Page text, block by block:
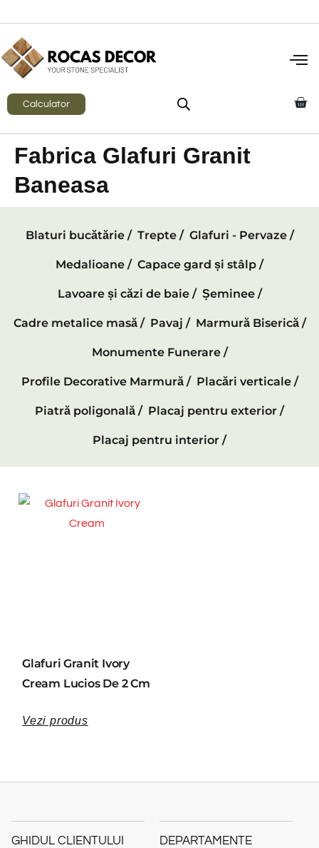
Calculator
Fabrica Glafuri Granit
Baneasa
Blaturi bucătărie / Trepte / Glafuri - Pervaze /
Medalioane / Capace gard și stâlp /
Lavoare și căzi de baie / Șeminee /
Cadre metalice masă / Pavaj / Marmură Biserică /
Monumente Funerare /
Profile Decorative Marmură / Placări verticale /
Piatră poligonală / Placaj pentru exterior /
Placaj pentru interior /
Glafuri Granit Ivory
Cream Lucios De 2 Cm
Vezi produs
GHIDUL CLIENTULUI DEPARTAMENTE